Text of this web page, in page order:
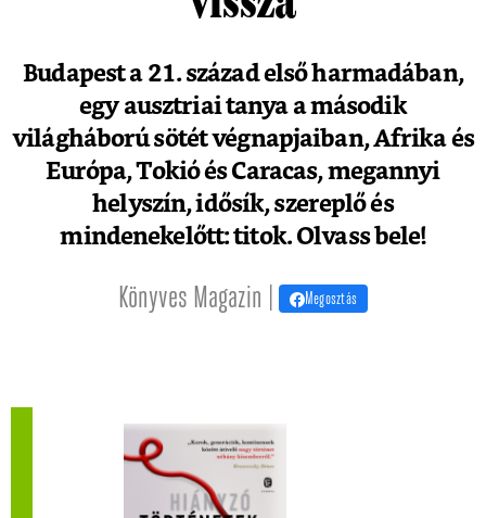
Budapest a 21. század első harmadában,
egy ausztriai tanya a második
világháború sötét végnapjaiban, Afrika és
Európa, Tokió és Caracas, megannyi
helyszín, idősík, szereplő és
mindenekelőtt: titok. Olvass bele!
Könyves Magazin | Megosztás